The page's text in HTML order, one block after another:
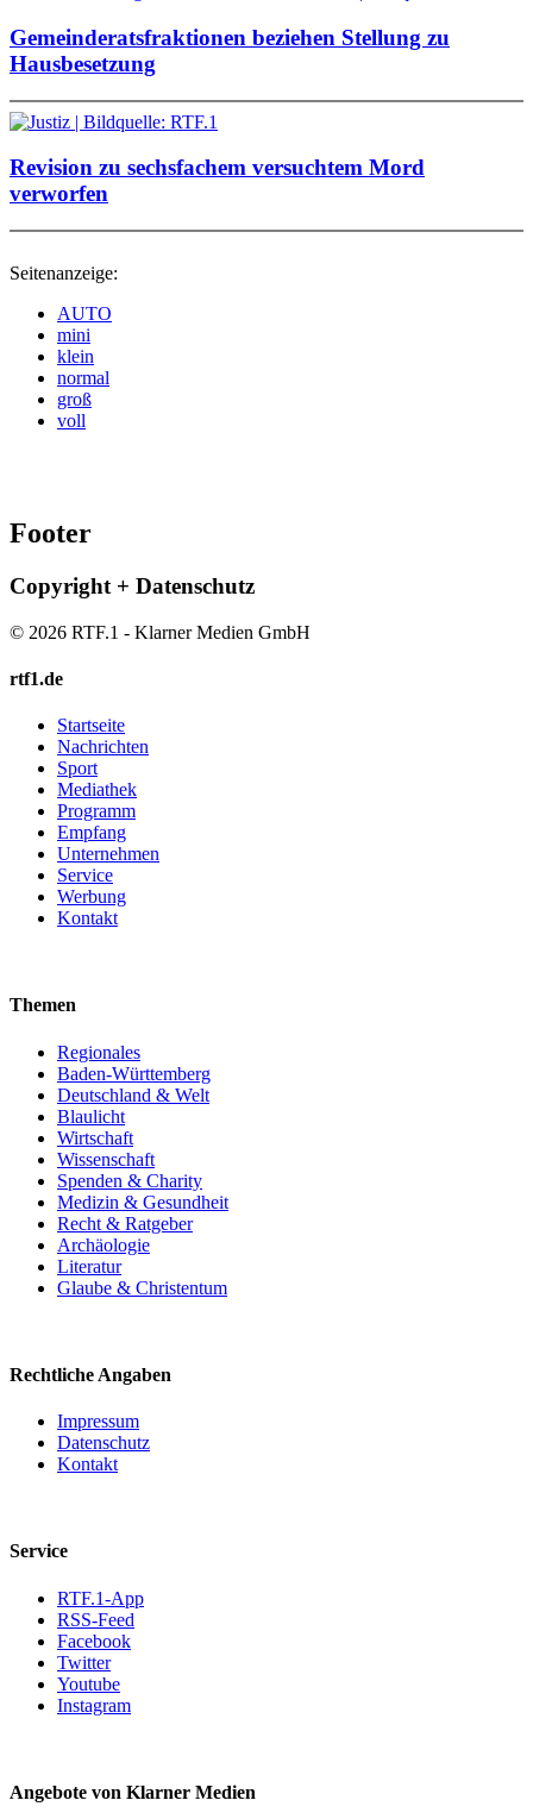
Gemeinderatsfraktionen beziehen Stellung zu
Hausbesetzung
Revision zu sechsfachem versuchtem Mord
verworfen
Seitenanzeige:
AUTO
mini
klein
normal
groß
voll
Footer
Copyright + Datenschutz
© 2026 RTF.1 - Klarner Medien GmbH
rtf1.de
Startseite
Nachrichten
Sport
Mediathek
Programm
Empfang
Unternehmen
Service
Werbung
Kontakt
Themen
Regionales
Baden-Württemberg
Deutschland & Welt
Blaulicht
Wirtschaft
Wissenschaft
Spenden & Charity
Medizin & Gesundheit
Recht & Ratgeber
Archäologie
Literatur
Glaube & Christentum
Rechtliche Angaben
Impressum
Datenschutz
Kontakt
Service
RTF.1-App
RSS-Feed
Facebook
Twitter
Youtube
Instagram
Angebote von Klarner Medien